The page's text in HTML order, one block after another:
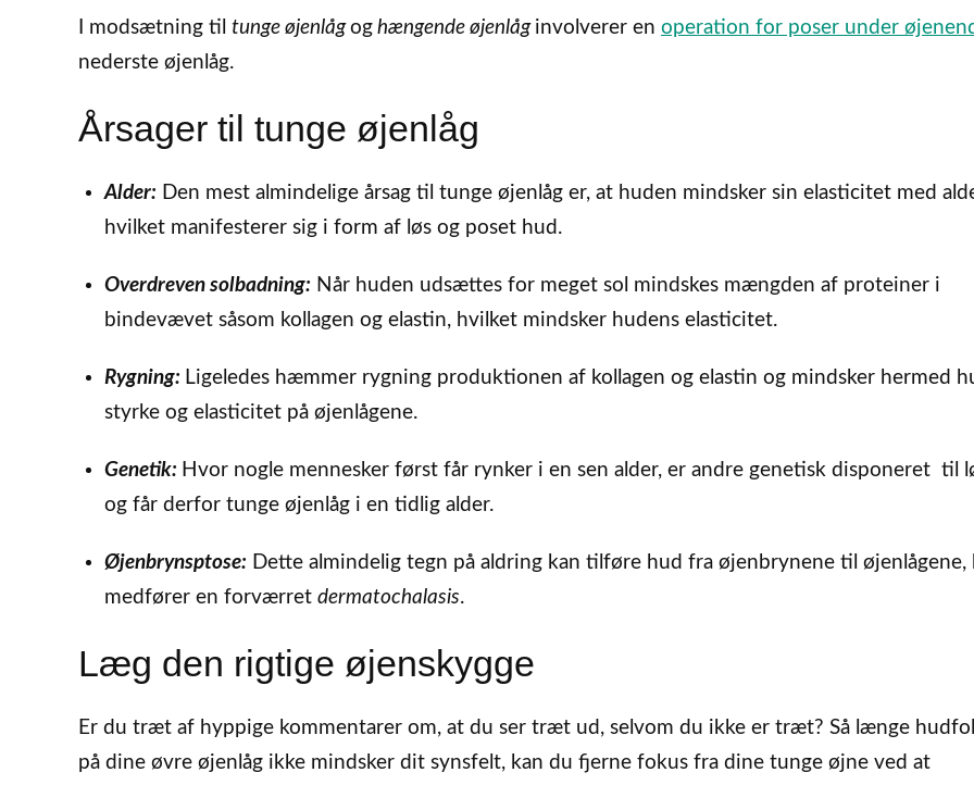
I modsætning til tunge øjenlågog hængende øjenlåg involverer en operation for poser under
nederste øjenlåg.
Årsager til tunge øjenlåg
Alder: Den mest almindelige årsag til tunge øjenlåg er, at huden mindsker sin elasticitet med
hvilket manifesterer sig i form af løs og poset hud.
Overdreven solbadning: Når huden udsættes for meget sol mindskes mængden af proteiner i
bindevævet såsom kollagen og elastin, hvilket mindsker hudens elasticitet.
Rygning: Ligeledes hæmmer rygning produktionen af kollagen og elastin og mindsker hermed
styrke og elasticitet på øjenlågene.
Genetik: Hvor nogle mennesker først får rynker i en sen alder, er andre genetisk disponeret til
og får derfor tunge øjenlåg i en tidlig alder.
Øjenbrynsptose: Dette almindelig tegn på aldring kan tilføre hud fra øjenbrynene til øjenlågene,
medfører en forværret dermatochalasis.
Læg den rigtige øjenskygge
Er du træt af hyppige kommentarer om, at du ser træt ud, selvom du ikke er træt? Så længe
på dine øvre øjenlåg ikke mindsker dit synsfelt, kan du fjerne fokus fra dine tunge øjne ved at